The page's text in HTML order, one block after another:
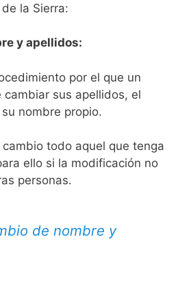
la Sierra:
y apellidos:
por el que un
sus apellidos, el
nombre propio.
todo aquel que tenga
ello si la modificación no
personas.
de nombre y